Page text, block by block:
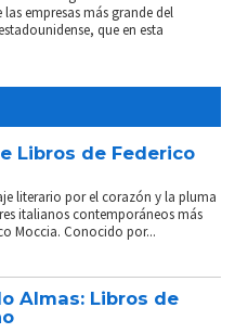
empresas más grande del
que en esta
Libros de Federico
literario por el corazón y la pluma
italianos contemporáneos más
Moccia. Conocido por...
Almas: Libros de